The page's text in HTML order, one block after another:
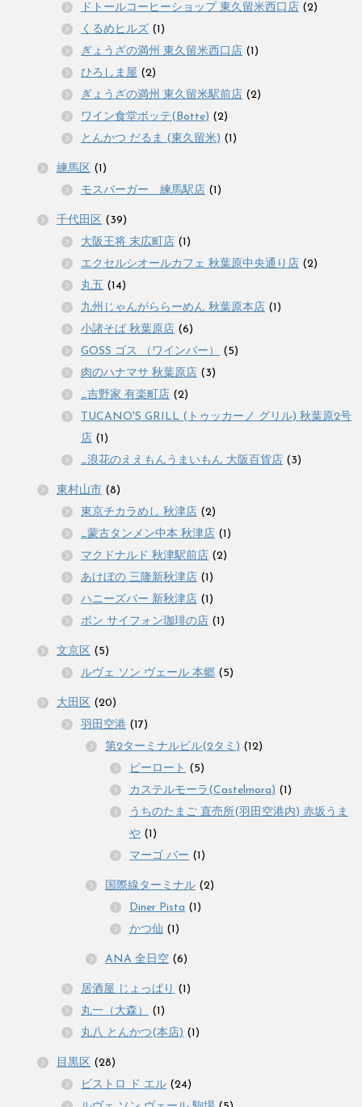
ドトールコーヒーショップ 東久留米西口店 (2)
くるめヒルズ (1)
ぎょうざの満州 東久留米西口店 (1)
ひろしま屋 (2)
ぎょうざの満州 東久留米駅前店 (2)
ワイン食堂ボッテ(Botte) (2)
とんかつ だるま (東久留米) (1)
練馬区 (1)
モスバーガー 練馬駅店 (1)
千代田区 (39)
大阪王将 末広町店 (1)
エクセルシオールカフェ 秋葉原中央通り店 (2)
丸五 (14)
九州じゃんがららーめん 秋葉原本店 (1)
小諸そば 秋葉原店 (6)
GOSS ゴス （ワインバー）
(5)
肉のハナマサ 秋葉原店 (3)
_吉野家 有楽町店 (2)
TUCANO'S GRILL (トゥッカーノ グリル) 秋葉原2号
店 (1)
_浪花のええもんうまいもん 大阪百貨店 (3)
東村山市 (8)
東京チカラめし 秋津店 (2)
_蒙古タンメン中本 秋津店 (1)
マクドナルド 秋津駅前店 (2)
あけぼの 三隆新秋津店 (1)
ハニーズバー 新秋津店 (1)
ボン サイフォン珈琲の店 (1)
文京区 (5)
ルヴェ ソン ヴェール 本郷 (5)
大田区 (20)
羽田空港 (17)
第2ターミナルビル(2タミ) (12)
ピーロート (5)
カステルモーラ(Castelmora) (1)
うちのたまご 直売所(羽田空港内) 赤坂うま
や (1)
マーゴ バー (1)
国際線ターミナル (2)
Diner Pista (1)
かつ仙 (1)
ANA 全日空 (6)
居酒屋 じょっぱり (1)
丸一（大森）
(1)
丸八 とんかつ(本店) (1)
目黒区 (28)
ビストロ ド エル (24)